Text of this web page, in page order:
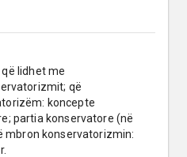
që lidhet me
që
koncepte
partia konservatore (në
mbron konservatorizmin: